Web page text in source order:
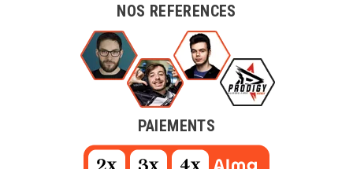
NOS REFERENCES
PAIEMENTS